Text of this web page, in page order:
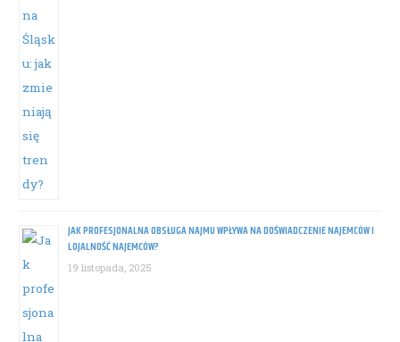
JAK PROFESJONALNA OBSŁUGA NAJMU WPŁYWA NA DOŚWIADCZENIE NAJEMCÓW I
LOJALNOŚĆ NAJEMCÓW?
19 listopada, 2025